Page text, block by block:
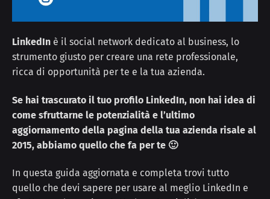
LinkedIn è il social network dedicato al business, lo
strumento giusto per creare una rete professionale,
ricca di opportunità per te e la tua azienda.
Se hai trascurato il tuo profilo LinkedIn, non hai idea di
come sfruttarne le potenzialità e l’ultimo
aggiornamento della pagina della tua azienda risale al
2015, abbiamo quello che fa per te 🙂
In questa guida aggiornata e completa trovi tutto
quello che devi sapere per usare al meglio LinkedIn e